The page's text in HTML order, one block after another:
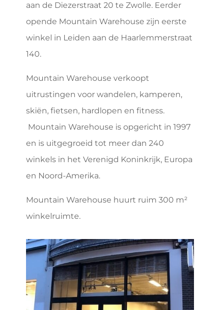
aan de Diezerstraat 20 te Zwolle. Eerder
opende Mountain Warehouse zijn eerste
winkel in Leiden aan de Haarlemmerstraat
140.
Mountain Warehouse verkoopt
uitrustingen voor wandelen, kamperen,
skiën, fietsen, hardlopen en fitness.
Mountain Warehouse is opgericht in 1997
en is uitgegroeid tot meer dan 240
winkels in het Verenigd Koninkrijk, Europa
en Noord-Amerika.
Mountain Warehouse huurt ruim 300 m²
winkelruimte.